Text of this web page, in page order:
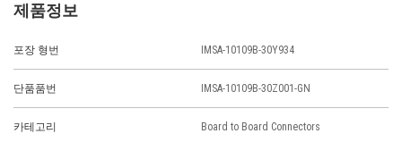
제품정보
포장 형번 IMSA-10109B-30Y934
단품품번 IMSA-10109B-30Z001-GN
카테고리 Board to Board Connectors